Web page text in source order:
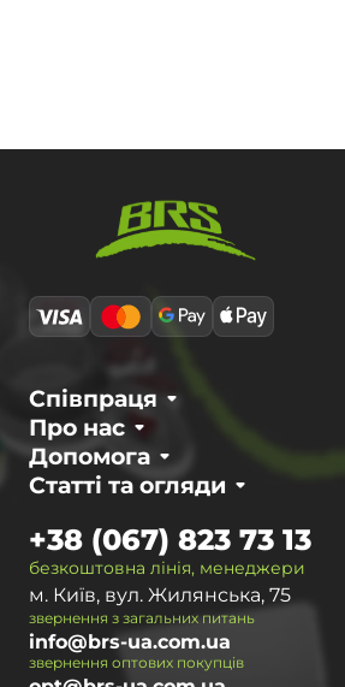
Про нас
Співпраця
Статті та огляди
Допомога
безкоштовна лінія, менеджери
+38 (067) 823 73 13
м. Київ, вул. Жилянська, 75
звернення з загальних питань
info@brs-ua.com.ua
звернення оптових покупців